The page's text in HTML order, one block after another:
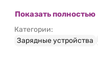
Показать полностью
Категории:
Зарядные устройства